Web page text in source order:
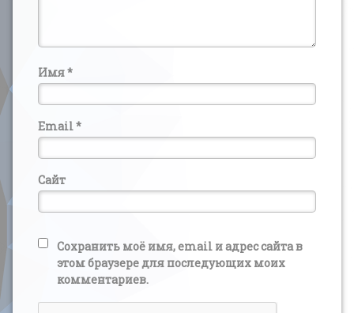
Имя*
Email*
Сайт
Сохранить моё имя, email и адрес сайта в
этом браузере для последующих моих
комментариев.